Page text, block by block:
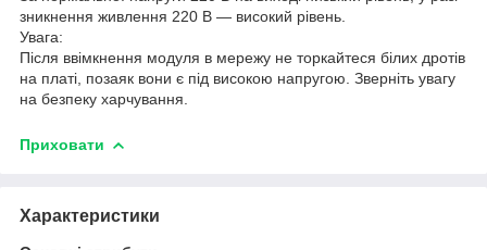
зникнення живлення 220 В — високий рівень.
Увага:
Після ввімкнення модуля в мережу не торкайтеся білих дротів
на платі, позаяк вони є під високою напругою. Зверніть увагу
на безпеку харчування.
Приховати
Характеристики